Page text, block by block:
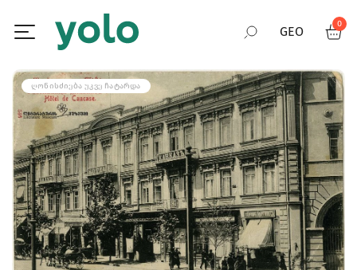
GEO
RUS
ENG
0
ᲦᲝᲜᲘᲡᲫᲘᲔᲑᲐ ᲣᲙᲕᲔ ᲩᲐᲢᲐᲠᲓᲐ